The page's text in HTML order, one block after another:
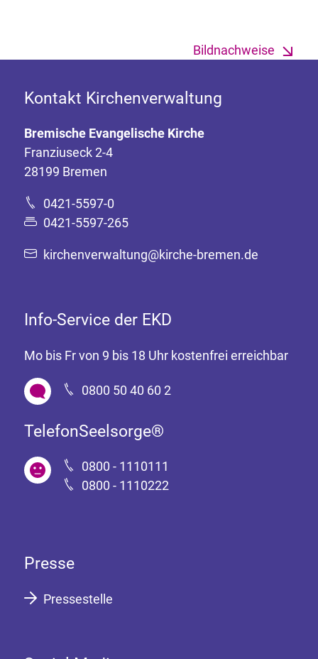
Bildnachweise
Kontakt Kirchenverwaltung
Bremische Evangelische Kirche
Franziuseck 2-4
28199 Bremen
0421-5597-0
0421-5597-265
kirchenverwaltung@kirche-bremen.de
Info-Service der EKD
Mo bis Fr von 9 bis 18 Uhr kostenfrei erreichbar
0800 50 40 60 2
TelefonSeelsorge®
0800 - 1110111
0800 - 1110222
Presse
Pressestelle